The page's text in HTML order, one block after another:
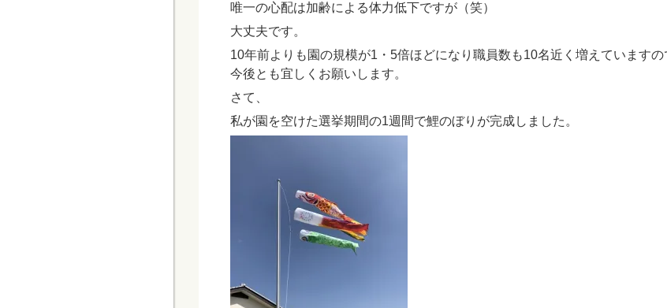
唯一の心配は加齢による体力低下ですが（笑）
大丈夫です。
10年前よりも園の規模が1・5倍ほどになり職員数も10名近く増えています
今後とも宜しくお願いします。
さて、
私が園を空けた選挙期間の1週間で鯉のぼりが完成しました。